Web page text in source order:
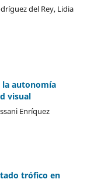
del Rey, Lidia
la autonomía
visual
Enríquez
trófico en